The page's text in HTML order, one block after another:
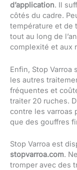
d’application. Il
côtés du cadre.
température et de
tout au long de
complexité et aux
Enfin, Stop Varroa
les autres
fréquentes et
traiter 20 ruches.
contre les varroas
que des gouffres
Stop Varroa est
stopvarroa.com.
tromper avec des